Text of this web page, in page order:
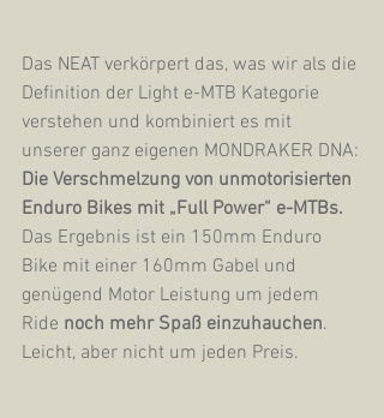
Das NEAT verkörpert das, was wir als die
Definition der Light e-MTB Kategorie
verstehen und kombiniert es mit
unserer ganz eigenen MONDRAKER DNA:
Die Verschmelzung von unmotorisierten
Enduro Bikes mit „Full Power“ e-MTBs.
Das Ergebnis ist ein 150mm Enduro
Bike mit einer 160mm Gabel und
genügend Motor Leistung um jedem
Ride noch mehr Spaß einzuhauchen.
Leicht, aber nicht um jeden Preis.